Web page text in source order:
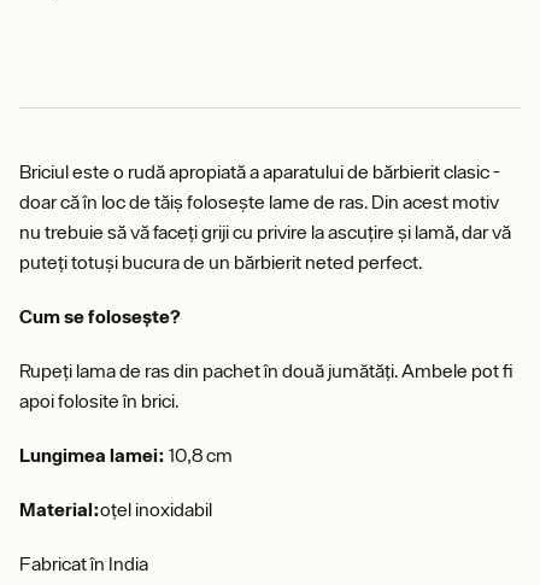
Briciul este o rudă apropiată a aparatului de bărbierit clasic -
doar că în loc de tăiș folosește lame de ras. Din acest motiv
nu trebuie să vă faceți griji cu privire la ascuțire și lamă, dar vă
puteți totuși bucura de un bărbierit neted perfect.
Cum se folosește?
Rupeți lama de ras din pachet în două jumătăți. Ambele pot fi
apoi folosite în brici.
Lungimea lamei: 10,8 cm
Material:oțel inoxidabil
Fabricat în India